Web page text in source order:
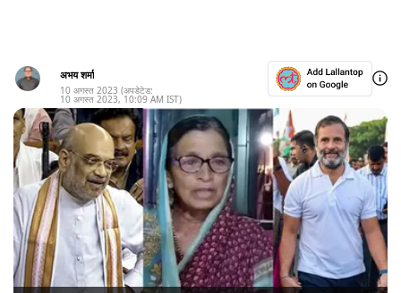
अभय शर्मा
10 अगस्त 2023 (अपडेटेड:
10 अगस्त 2023, 10:09 AM IST)